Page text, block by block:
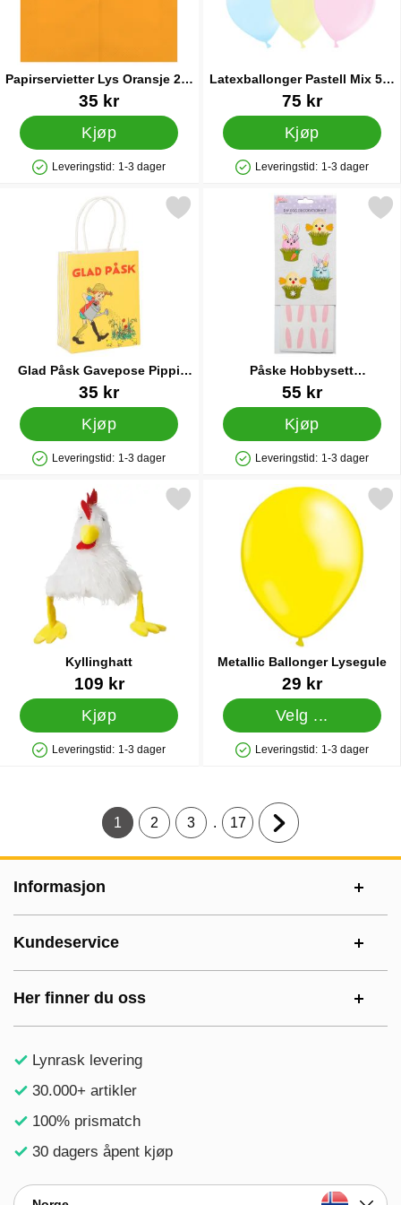
Papirservietter Lys Oransje 20-
pakning
Varenummer 91602
35 kr
Kjøp
Produkttilgjengelighet: På lager
Leveringstid: 1-3 dager
Latexballonger Pastell Mix 50-
pakning
Varenummer 21139
75 kr
Kjøp
Produkttilgjengelighet: På lager
Leveringstid: 1-3 dager
Glad Påsk Gavepose Pippi
12x6x15 cm
Varenummer 90353
35 kr
Kjøp
Produkttilgjengelighet: På lager
Leveringstid: 1-3 dager
glad Påsk Gavepose Pippi 12x6x15 cm som favoritt
Påske Hobbysett
Eggdekorasjon Kit
Varenummer 42066
55 kr
Kjøp
Produkttilgjengelighet: På lager
Leveringstid: 1-3 dager
Merk påske Hobbysett
Kyllinghatt
Varenummer 14458
109 kr
Kjøp
Produkttilgjengelighet: På lager
Leveringstid: 1-3 dager
Merk kyllinghatt som favoritt
Metallic Ballonger Lysegule
Varenummer 10508
29 kr
Velg ...
Produkttilgjengelighet: På lager
Leveringstid: 1-3 dager
Merk metallic Ballonger
Gjeldende side, Side
1
Gå til side
2
Gå til side
3
.
Gå til side
17
Gå til neste side
Informasjon
Kundeservice
Her finner du oss
Lynrask levering
30.000+ artikler
100% prismatch
30 dagers åpent kjøp